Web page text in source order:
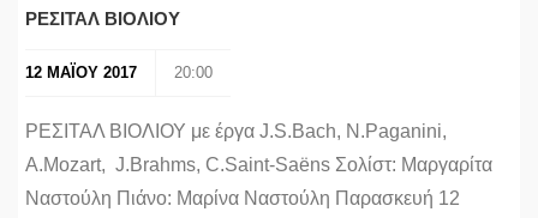
ΡΕΣΙΤΑΛ ΒΙΟΛΙΟΥ
12 ΜΑΪΟΥ 2017 20:00
ΡΕΣΙΤΑΛ ΒΙΟΛΙΟΥ με έργα J.S.Bach, N.Paganini,
A.Mozart, J.Brahms, C.Saint-Saëns Σολίστ: Μαργαρίτα
Ναστούλη Πιάνο: Μαρίνα Ναστούλη Παρασκευή 12